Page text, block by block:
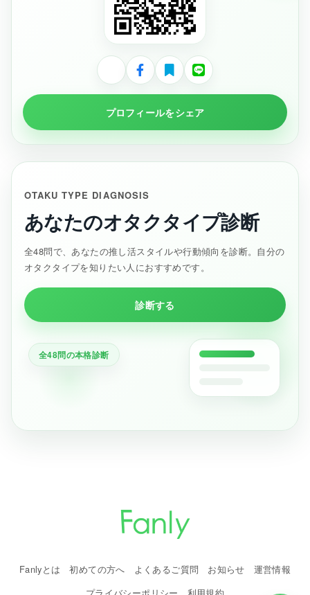
プロフィールをシェア
OTAKU TYPE DIAGNOSIS
あなたのオタクタイプ診断
全48問で、あなたの推し活スタイルや行動傾向を診断。自分の
オタクタイプを知りたい人におすすめです。
診断する
全48問の本格診断
Fanlyとは 初めての方へ よくあるご質問 お知らせ
運営情報